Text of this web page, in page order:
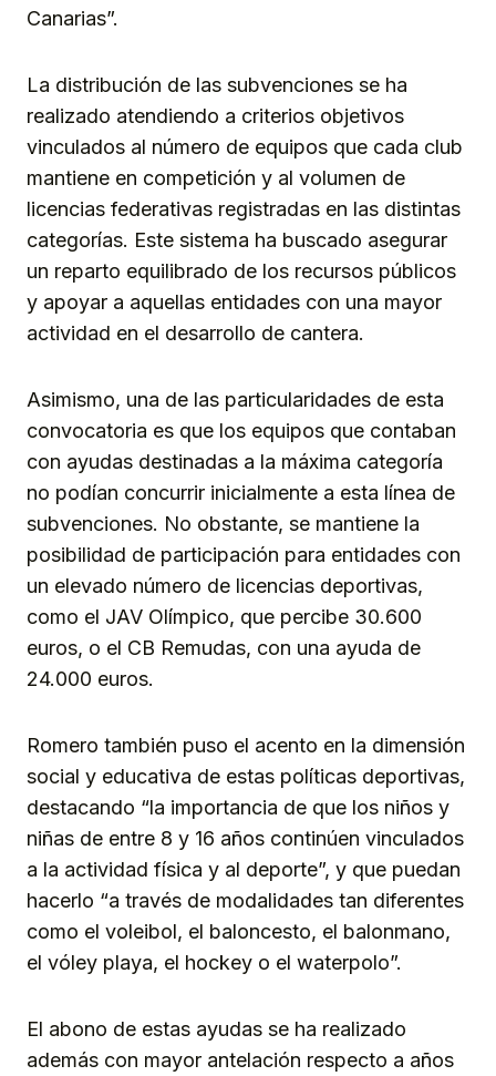
Canarias”.
La distribución de las subvenciones se ha
realizado atendiendo a criterios objetivos
vinculados al número de equipos que cada club
mantiene en competición y al volumen de
licencias federativas registradas en las distintas
categorías. Este sistema ha buscado asegurar
un reparto equilibrado de los recursos públicos
y apoyar a aquellas entidades con una mayor
actividad en el desarrollo de cantera.
Asimismo, una de las particularidades de esta
convocatoria es que los equipos que contaban
con ayudas destinadas a la máxima categoría
no podían concurrir inicialmente a esta línea de
subvenciones. No obstante, se mantiene la
posibilidad de participación para entidades con
un elevado número de licencias deportivas,
como el JAV Olímpico, que percibe 30.600
euros, o el CB Remudas, con una ayuda de
24.000 euros.
Romero también puso el acento en la dimensión
social y educativa de estas políticas deportivas,
destacando “la importancia de que los niños y
niñas de entre 8 y 16 años continúen vinculados
a la actividad física y al deporte”, y que puedan
hacerlo “a través de modalidades tan diferentes
como el voleibol, el baloncesto, el balonmano,
el vóley playa, el hockey o el waterpolo”.
El abono de estas ayudas se ha realizado
además con mayor antelación respecto a años